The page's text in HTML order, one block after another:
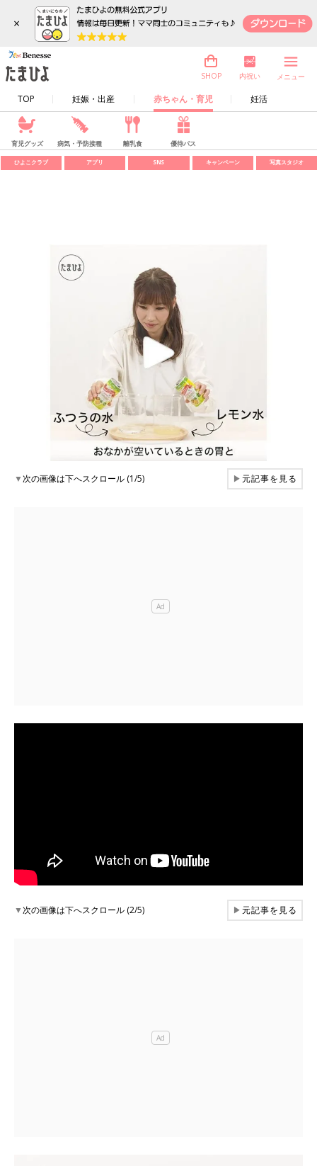
×
TOP 妊娠・出産 赤ちゃん・育児 妊活
SHOP 内祝い メニュー
育児グッズ 病気・予防接種 離乳食 優待パス
ひよこクラブ アプリ SNS キャンペーン 写真スタジオ
▼次の画像は下へスクロール (1/5) ▶元記事を見る
▼次の画像は下へスクロール (2/5) ▶元記事を見る